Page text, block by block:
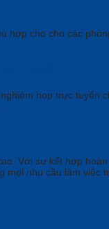
hợp cho cho các
họp trực tuyến
Với sự kết hợp
nhu cầu làm